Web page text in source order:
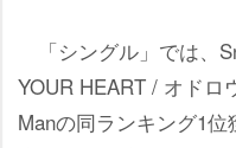
「シングル」では、
YOUR HEART / オドロ
Manの同ランキング1